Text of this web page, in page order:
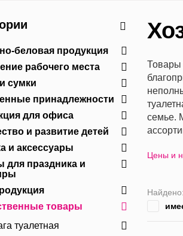
беловая продукция
рабочего места
сумки
принадлежности
для офиса
и развитие детей
и аксессуары
для праздника и
товары
туалетная
Товары
семье.
Цены и
Найдено: